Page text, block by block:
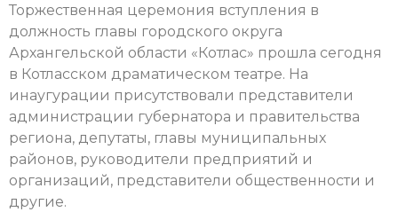
Торжественная церемония вступления в
должность главы городского округа
Архангельской области «Котлас» прошла сегодня
в Котласском драматическом театре. На
инаугурации присутствовали представители
администрации губернатора и правительства
региона, депутаты, главы муниципальных
районов, руководители предприятий и
организаций, представители общественности и
другие.